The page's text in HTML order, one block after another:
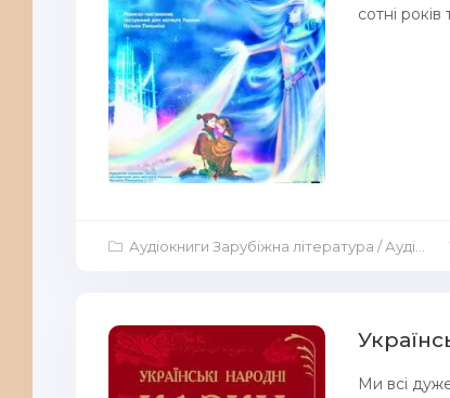
сотні
Аудіокниги Зарубіжна література /Аудіокниги Повісті й оповідання
Ми всі